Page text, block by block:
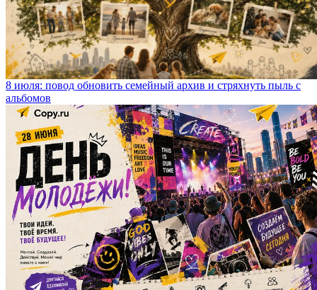
8 июля: повод обновить семейный архив и стряхнуть пыль с
альбомов